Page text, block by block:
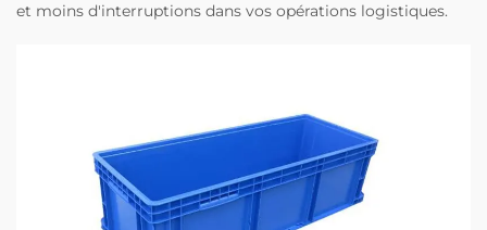
et moins d'interruptions dans vos opérations logistiques.